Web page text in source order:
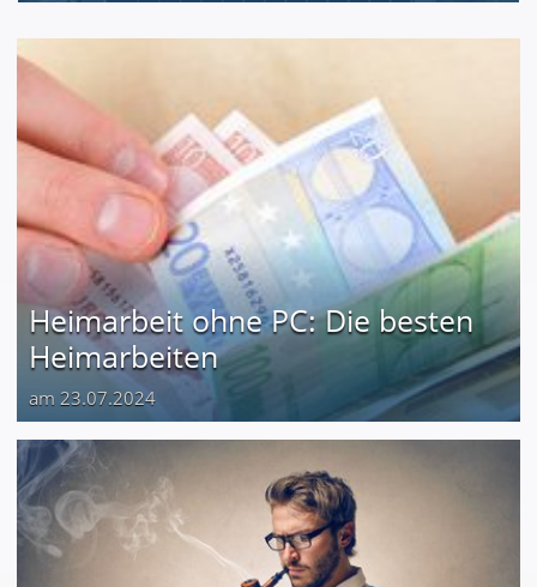
Heimarbeit ohne PC: Die besten
Heimarbeiten
am 23.07.2024